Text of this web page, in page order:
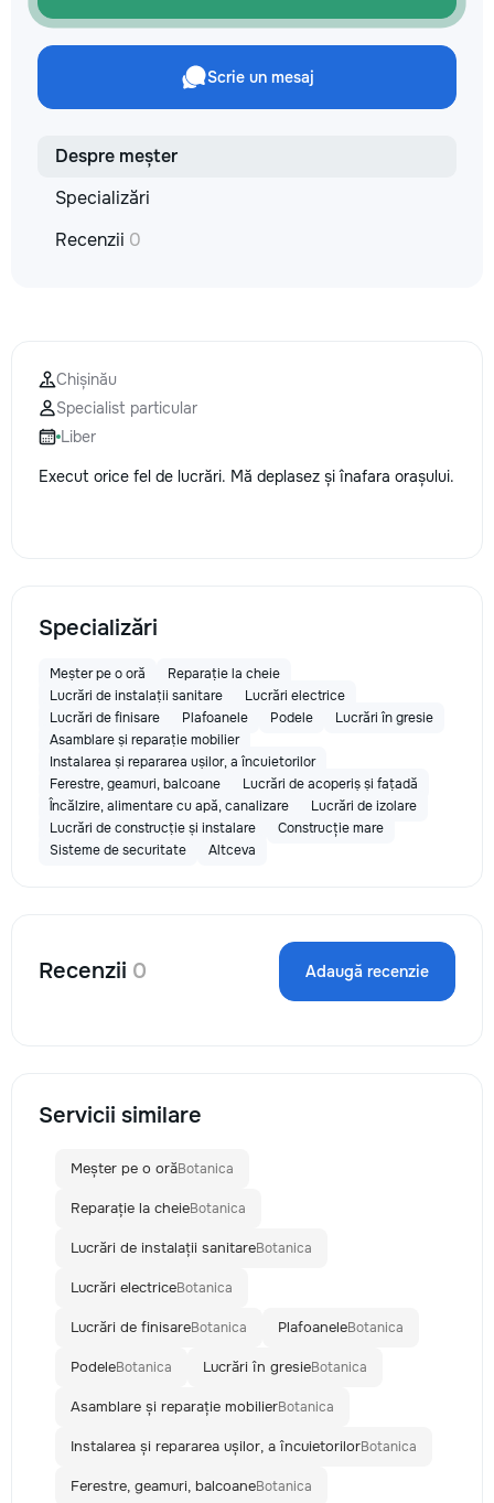
Scrie un mesaj
Despre meșter
Specializări
Recenzii 0
Chișinău
Specialist particular
Liber
Execut orice fel de lucrări. Mă deplasez și înafara orașului.
Specializări
Meșter pe o oră
Reparație la cheie
Lucrări de instalații sanitare
Lucrări electrice
Lucrări de finisare
Plafoanele Podele
Lucrări în gresie
Asamblare și reparație mobilier
Instalarea și repararea ușilor, a încuietorilor
Ferestre, geamuri, balcoane
Lucrări de acoperiș și fațadă
Încălzire, alimentare cu apă, canalizare
Lucrări de izolare
Lucrări de construcție și instalare
Construcție mare
Sisteme de securitate
Altceva
Recenzii 0 Adaugă recenzie
Servicii similare
Meșter pe o orăBotanica
Reparație la cheieBotanica
Lucrări de instalații sanitareBotanica
Lucrări electriceBotanica
Lucrări de finisareBotanica PlafoaneleBotanica
PodeleBotanica Lucrări în gresieBotanica
Asamblare și reparație mobilierBotanica
Instalarea și repararea ușilor, a încuietorilorBotanica
Ferestre, geamuri, balcoaneBotanica